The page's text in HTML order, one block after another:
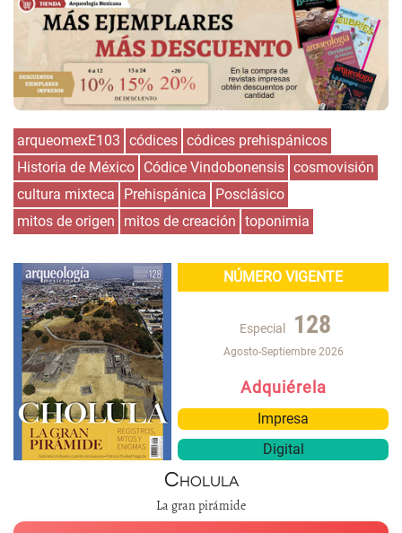
arqueomexE103 códices códices prehispánicos
Historia de México Códice Vindobonensis cosmovisión
cultura mixteca
Prehispánica
Posclásico
mitos de origen
mitos de creación toponimia
NÚMERO VIGENTE
Especial 128
Agosto-Septiembre 2026
Adquiérela
Impresa
Digital
Cholula
La gran pirámide